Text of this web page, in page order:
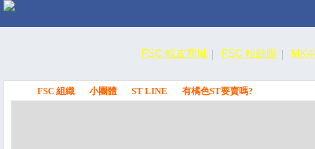
FSC 蝦皮商城 FSC 粉絲團
FSC 組織 小團體 ST LINE 有橘色ST要賣嗎?